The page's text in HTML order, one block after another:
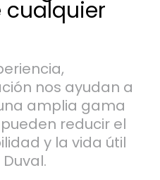
nos ayudan a
amplia gama
reducir el
y la vida útil